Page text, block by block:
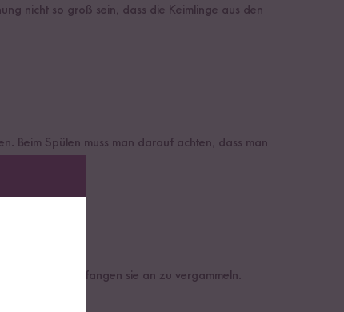
nicht so groß sein, dass die Keimlinge aus den
Beim Spülen muss man darauf achten, dass man
stehen, dann fangen sie an zu vergammeln.